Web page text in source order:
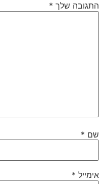
התגובה שלך *
שם *
אימייל *